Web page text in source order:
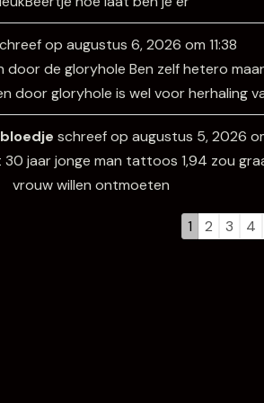
op augustus 6, 2026 om 11:38
door de gloryhole Ben zelf hetero
door gloryhole is wel voor herhaling
schreef op augustus 5, 2026
jaar jonge man tattoos 1,94 zou
vrouw willen ontmoeten
1 2 3 4